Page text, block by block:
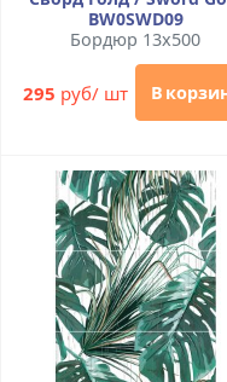
BW0SWD09
Бордюр 13x500
295 руб/ шт В